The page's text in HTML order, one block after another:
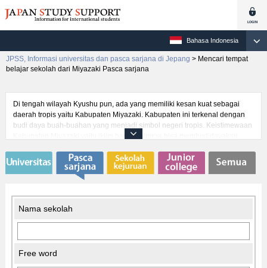
Bahasa Indonesia
JPSS, Informasi universitas dan pasca sarjana di Jepang > Mencari tempat
belajar sekolah dari Miyazaki Pasca sarjana
Di tengah wilayah Kyushu pun, ada yang memiliki kesan kuat sebagai
daerah tropis yaitu Kabupaten Miyazaki. Kabupaten ini terkenal dengan
budi daya buah-buahan yang menjadi simbol negeri tropis. Keistimewaan
Kabupaten Miyazaki yaitu iklim hangat hingga bisa membudidayakan
yang ingin mendedikasikan diri menuntut ilmu di dalam iklim yang hangat.
Jumlah universitas yang ada di dalam Kabupaten ini sama sekali tidak
termasuk banyak namun kabupaten ini menggebu-gebu untuk pendidikan
Nama sekolah
Free word